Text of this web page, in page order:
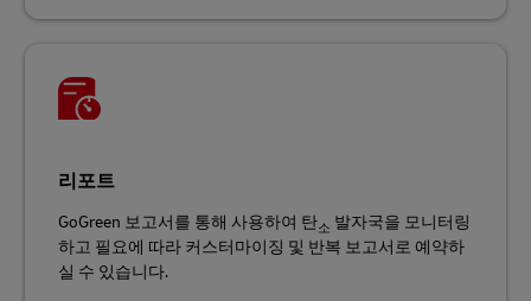
리포트
GoGreen 보고서를 통해 사용하여 탄소 발자국을 모니터링
하고 필요에 따라 커스터마이징 및 반복 보고서로 예약하
실 수 있습니다.